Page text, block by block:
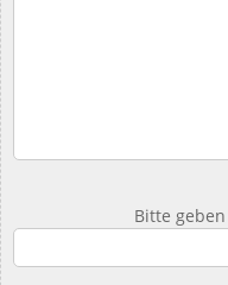
Bitte